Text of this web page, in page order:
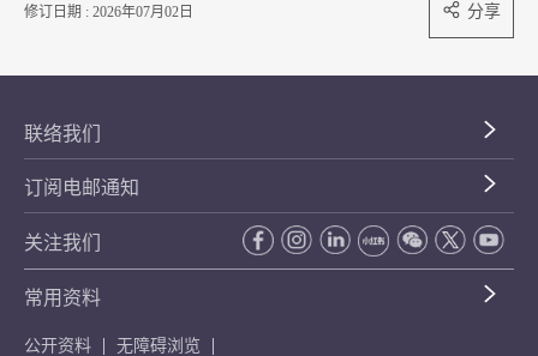
修订日期 : 2026年07月02日 分享
联络我们
订阅电邮通知
关注我们
常用资料
公开资料
无障碍浏览